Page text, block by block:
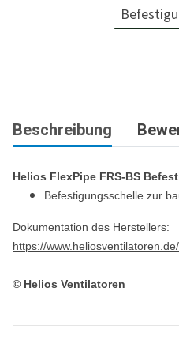
Beschreibung
Helios FlexPipe FRS-BS
Befestigungsschelle zur
Dokumentation des Herstellers:
https://
© Helios Ventilatoren